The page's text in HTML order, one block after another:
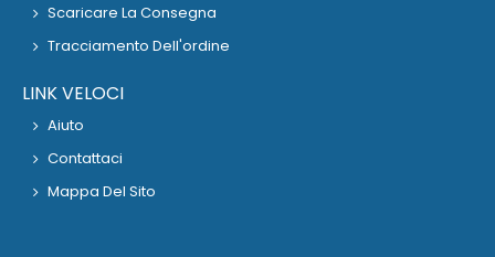
Scaricare La Consegna
Tracciamento Dell'ordine
LINK VELOCI
Aiuto
Contattaci
Mappa Del Sito